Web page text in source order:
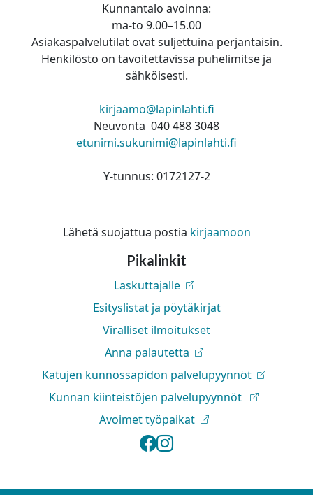
Lapinlahden kunta
Lapinlahden
Kunnantalo avoinna:
ma-to 9.00–15.00
Asiakaspalvelutilat ovat suljettuina perjantaisin.
Henkilöstö on tavoitettavissa puhelimitse ja
sähköisesti.
kirjaamo@lapinlahti.fi
Neuvonta 040 488 3048
etunimi.sukunimi@lapinlahti.fi
Y-tunnus: 0172127-2
Lähetä suojattua postia kirjaamoon
Pikalinkit
Laskuttajalle
Esityslistat ja pöytäkirjat
Viralliset ilmoitukset
Anna palautetta
Katujen kunnossapidon palvelupyynnöt
Kunnan kiinteistöjen palvelupyynnöt
Avoimet työpaikat